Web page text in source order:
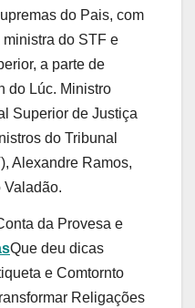
do Pais, com
do STF e
a parte de
do Lúc. Ministro
Superior de Justiça
do Tribunal
Alexandre Ramos,
Valadão.
da Provesa e
Que deu dicas
e Comtornto
Religações